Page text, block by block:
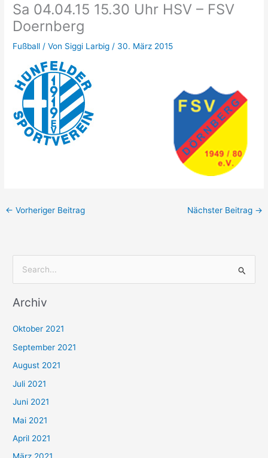
Sa 04.04.15 15.30 Uhr HSV – FSV
Doernberg
Fußball / Von Siggi Larbig / 30. März 2015
← Vorheriger Beitrag Nächster Beitrag →
c
n
n
a
c
h
:
Archiv
Oktober 2021
September 2021
August 2021
Juli 2021
Juni 2021
Mai 2021
April 2021